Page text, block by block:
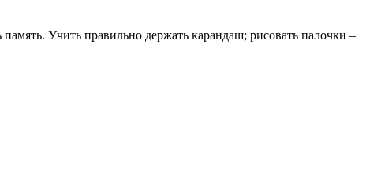
Учить правильно держать карандаш; рисовать палочки –